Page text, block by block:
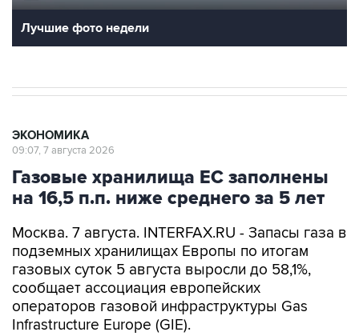
Лучшие фото недели
ЭКОНОМИКА
09:07, 7 августа 2026
Газовые хранилища ЕС заполнены
на 16,5 п.п. ниже среднего за 5 лет
Москва. 7 августа. INTERFAX.RU - Запасы газа в
подземных хранилищах Европы по итогам
газовых суток 5 августа выросли до 58,1%,
сообщает ассоциация европейских
операторов газовой инфраструктуры Gas
Infrastructure Europe (GIE).